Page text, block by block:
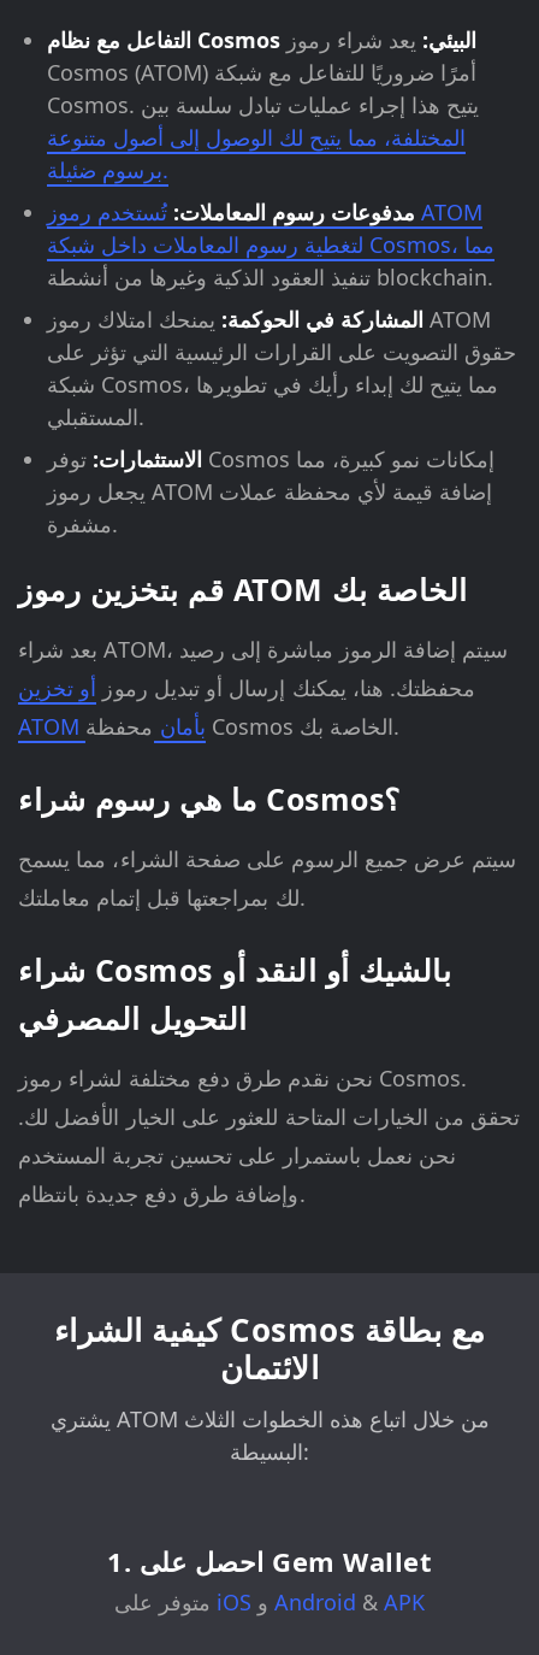
التفاعل مع نظام Cosmos البيئي: يعد شراء رموز
Cosmos (ATOM) أمرًا ضروريًا للتفاعل مع شبكة
Cosmos. يتيح هذا إجراء عمليات تبادل سلسة بين
المختلفة، مما يتيح لك الوصول إلى أصول متنوعة
برسوم ضئيلة.
مدفوعات رسوم المعاملات: تُستخدم رموز ATOM
لتغطية رسوم المعاملات داخل شبكة Cosmos، مما
تنفيذ العقود الذكية وغيرها من أنشطة blockchain.
المشاركة في الحوكمة: يمنحك امتلاك رموز ATOM
حقوق التصويت على القرارات الرئيسية التي تؤثر على
شبكة Cosmos، مما يتيح لك إبداء رأيك في تطويرها
المستقبلي.
الاستثمارات: توفر Cosmos إمكانات نمو كبيرة، مما
يجعل رموز ATOM إضافة قيمة لأي محفظة عملات
مشفرة.
قم بتخزين رموز ATOM الخاصة بك
بعد شراء ATOM، سيتم إضافة الرموز مباشرة إلى رصيد
محفظتك. هنا، يمكنك إرسال أو تبديل رموز أو تخزين
ATOM بأمان
محفظة Cosmos الخاصة بك.
ما هي رسوم شراء Cosmos؟
سيتم عرض جميع الرسوم على صفحة الشراء، مما يسمح
لك بمراجعتها قبل إتمام معاملتك.
شراء Cosmos بالشيك أو النقد أو
التحويل المصرفي
نحن نقدم طرق دفع مختلفة لشراء رموز Cosmos.
تحقق من الخيارات المتاحة للعثور على الخيار الأفضل لك.
نحن نعمل باستمرار على تحسين تجربة المستخدم
وإضافة طرق دفع جديدة بانتظام.
كيفية الشراء Cosmos مع بطاقة
الائتمان
يشتري ATOM من خلال اتباع هذه الخطوات الثلاث
البسيطة:
1. احصل على Gem Wallet
iOS Android & APK